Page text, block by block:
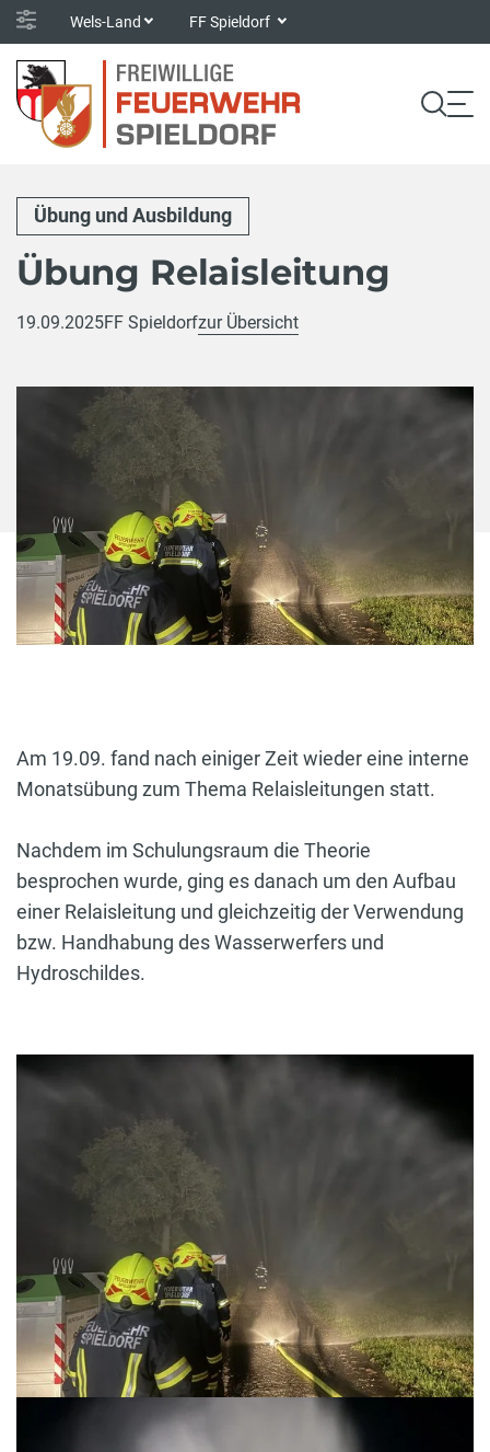
Wels-Land FF Spieldorf
Übung und Ausbildung
Übung Relaisleitung
19.09.2025FF Spieldorfzur Übersicht
Am 19.09. fand nach einiger Zeit wieder eine interne
Monatsübung zum Thema Relaisleitungen statt.
Nachdem im Schulungsraum die Theorie
besprochen wurde, ging es danach um den Aufbau
einer Relaisleitung und gleichzeitig der Verwendung
bzw. Handhabung des Wasserwerfers und
Hydroschildes.